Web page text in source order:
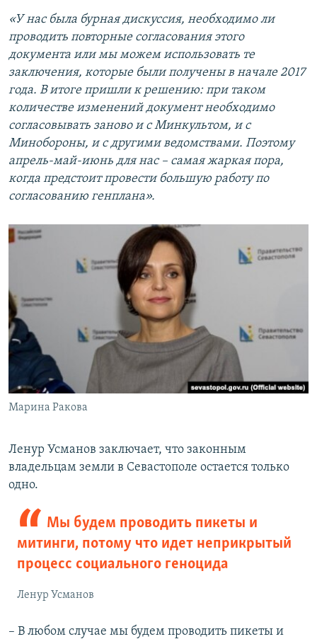
«У нас была бурная дискуссия, необходимо ли
проводить повторные согласования этого
документа или мы можем использовать те
заключения, которые были получены в начале 2017
года. В итоге пришли к решению: при таком
количестве изменений документ необходимо
согласовывать заново и с Минкультом, и с
Минобороны, и с другими ведомствами. Поэтому
апрель-май-июнь для нас – самая жаркая пора,
когда предстоит провести большую работу по
согласованию генплана».
Марина Ракова
​Ленур Усманов заключает, что законным
владельцам земли в Севастополе остается только
одно.
Мы будем проводить пикеты и
митинги, потому что идет неприкрытый
процесс социального геноцида
Ленур Усманов
– В любом случае мы будем проводить пикеты и